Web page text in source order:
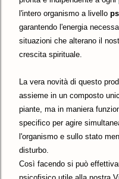
l'intero organismo a livello
garantendo l'energia
situazioni che alterano il
crescita spirituale.
La vera novità di questo
assieme in un composto
piante, ma in maniera
specifico per agire
l'organismo e sullo stato
disturbo.
Così facendo si può